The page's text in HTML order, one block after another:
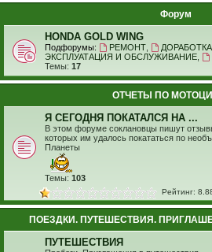
Форум
HONDA GOLD WING
Подфорумы: РЕМОНТ,
ЭКСПЛУАТАЦИЯ И ОБСЛУЖИВАНИЕ
Темы: 17
ОТЧЕТЫ ПО
Я СЕГОДНЯ ПОКАТАЛСЯ НА ...
В этом форуме соклановцы пишут
которых им удалось покататься по
Планеты
Темы: 103
Рейтинг:
ПОЕЗДКИ. ПУТЕШЕСТВИЯ.
ПУТЕШЕСТВИЯ